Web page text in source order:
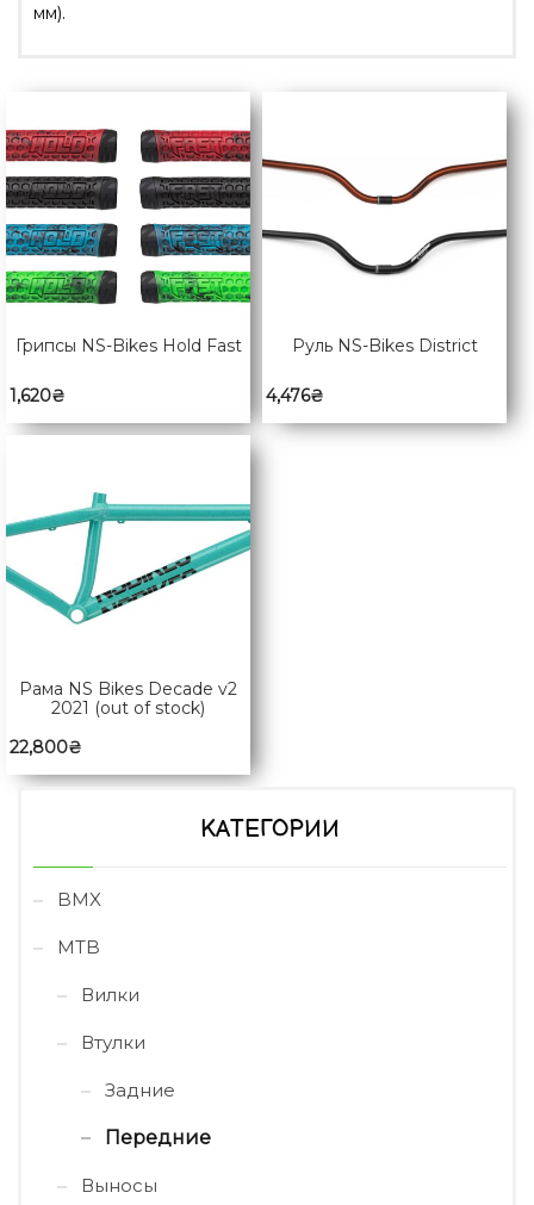
мм).
Грипсы NS-Bikes Hold Fast
1,620₴
Руль NS-Bikes District
4,476₴
Рама NS Bikes Decade v2
2021 (out of stock)
22,800₴
КАТЕГОРИИ
BMX
MTB
Вилки
Втулки
Задние
Передние
Выносы